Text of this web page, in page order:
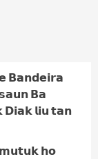
𝗕𝗮𝗻𝗱𝗲𝗶𝗿𝗮
𝗕𝗮
𝗹𝗶𝘂 𝘁𝗮𝗻
𝗵𝗼